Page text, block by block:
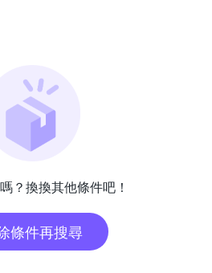
？換換其他條件吧！
條件再搜尋